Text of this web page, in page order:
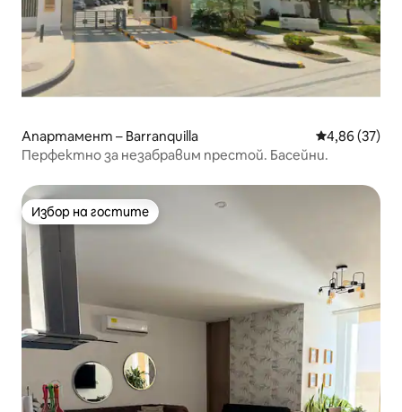
Апартамент – Barranquilla Средна
4,86 (37)
Перфектно за незабравим престой. Басейни.
Избор на гостите
Избор на гостите